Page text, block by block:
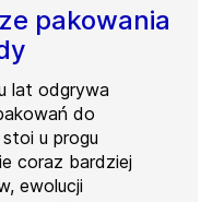
pakowania
lat odgrywa
do
u progu
coraz bardziej
ewolucji